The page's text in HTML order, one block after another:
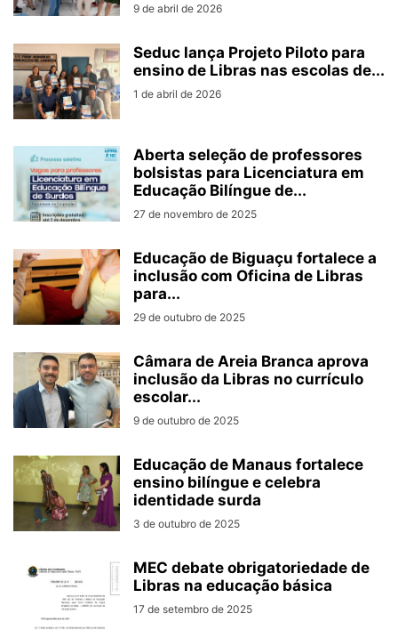
9 de abril de 2026
Seduc lança Projeto Piloto para
ensino de Libras nas escolas de...
1 de abril de 2026
Aberta seleção de professores
bolsistas para Licenciatura em
Educação Bilíngue de...
27 de novembro de 2025
Educação de Biguaçu fortalece a
inclusão com Oficina de Libras
para...
29 de outubro de 2025
Câmara de Areia Branca aprova
inclusão da Libras no currículo
escolar...
9 de outubro de 2025
Educação de Manaus fortalece
ensino bilíngue e celebra
identidade surda
3 de outubro de 2025
MEC debate obrigatoriedade de
Libras na educação básica
17 de setembro de 2025